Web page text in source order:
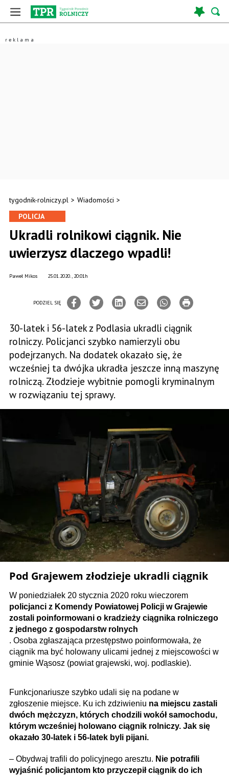
tygodnik-rolniczy.pl > Wiadomości >
POLICJA
Ukradli rolnikowi ciągnik. Nie
uwierzysz dlaczego wpadli!
25.01.2020., 20:01h
Paweł Mikos
PODZIEL SIĘ
30-latek i 56-latek z Podlasia ukradli ciągnik
rolniczy. Policjanci szybko namierzyli obu
podejrzanych. Na dodatek okazało się, że
wcześniej ta dwójka ukradła jeszcze inną maszynę
rolniczą. Złodzieje wybitnie pomogli kryminalnym
w rozwiązaniu tej sprawy.
Pod Grajewem złodzieje ukradli ciągnik
W poniedziałek 20 stycznia 2020 roku wieczorem
policjanci z Komendy Powiatowej Policji w Grajewie
zostali poinformowani o kradzieży ciągnika rolniczego
z jednego z gospodarstw rolnych
. Osoba zgłaszająca przestępstwo poinformowała, że
ciągnik ma być holowany ulicami jednej z miejscowości w
gminie Wąsosz (powiat grajewski, woj. podlaskie).
Funkcjonariusze szybko udali się na podane w
zgłoszenie miejsce. Ku ich zdziwieniu na miejscu zastali
dwóch mężczyzn, których chodzili wokół samochodu,
którym wcześniej holowano ciągnik rolniczy. Jak się
okazało 30-latek i 56-latek byli pijani.
– Obydwaj trafili do policyjnego aresztu. Nie potrafili
wyjaśnić policjantom kto przyczepił ciągnik do ich